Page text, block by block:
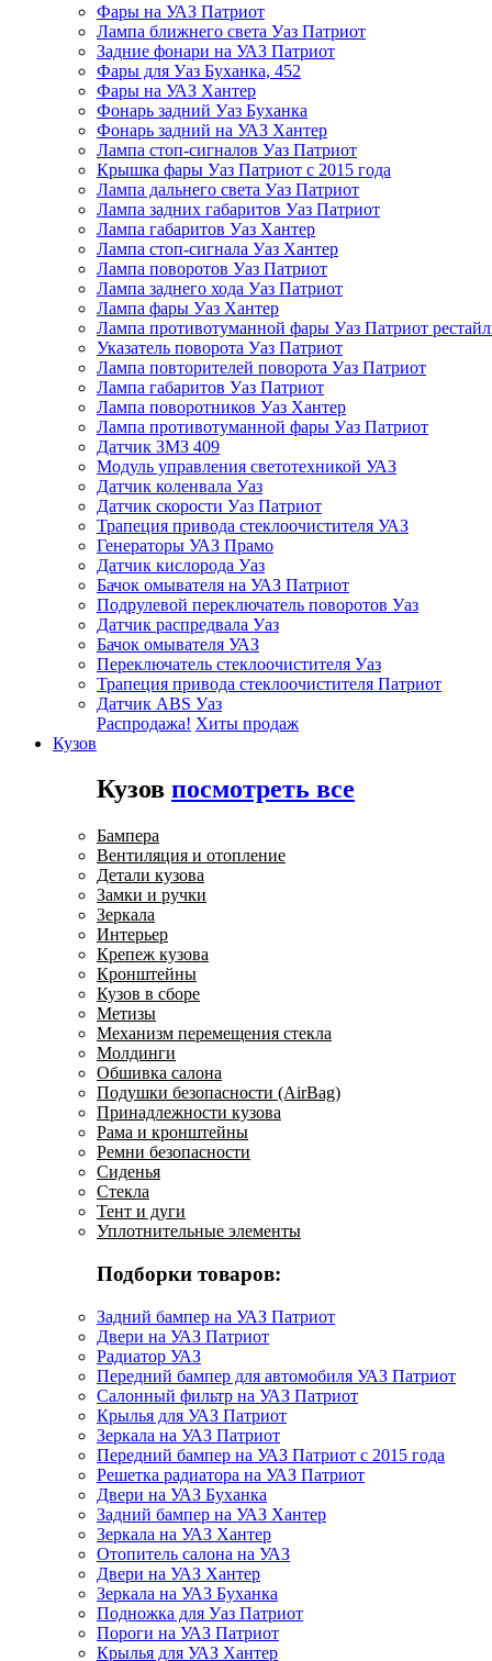
Фары на УАЗ Патриот
Лампа ближнего света Уаз Патриот
Задние фонари на УАЗ Патриот
Фары для Уаз Буханка, 452
Фары на УАЗ Хантер
Фонарь задний Уаз Буханка
Фонарь задний на УАЗ Хантер
Лампа стоп-сигналов Уаз Патриот
Крышка фары Уаз Патриот с 2015 года
Лампа дальнего света Уаз Патриот
Лампа задних габаритов Уаз Патриот
Лампа габаритов Уаз Хантер
Лампа стоп-сигнала Уаз Хантер
Лампа поворотов Уаз Патриот
Лампа заднего хода Уаз Патриот
Лампа фары Уаз Хантер
Лампа противотуманной фары Уаз Патриот
Указатель поворота Уаз Патриот
Лампа повторителей поворота Уаз Патриот
Лампа габаритов Уаз Патриот
Лампа поворотников Уаз Хантер
Лампа противотуманной фары Уаз Патриот
Датчик ЗМЗ 409
Модуль управления светотехникой УАЗ
Датчик коленвала Уаз
Датчик скорости Уаз Патриот
Трапеция привода стеклоочистителя УАЗ
Генераторы УАЗ Прамо
Датчик кислорода Уаз
Бачок омывателя на УАЗ Патриот
Подрулевой переключатель поворотов Уаз
Датчик распредвала Уаз
Бачок омывателя УАЗ
Переключатель стеклоочистителя Уаз
Трапеция привода стеклоочистителя Патриот
Датчик ABS Уаз
Распродажа! Хиты продаж
Кузов
Кузов посмотреть все
Бампера
Вентиляция и отопление
Детали кузова
Замки и ручки
Зеркала
Интерьер
Крепеж кузова
Кронштейны
Кузов в сборе
Метизы
Механизм перемещения стекла
Молдинги
Обшивка салона
Подушки безопасности (AirBag)
Принадлежности кузова
Рама и кронштейны
Ремни безопасности
Сиденья
Стекла
Тент и дуги
Уплотнительные элементы
Подборки товаров:
Задний бампер на УАЗ Патриот
Двери на УАЗ Патриот
Радиатор УАЗ
Передний бампер для автомобиля УАЗ Патриот
Салонный фильтр на УАЗ Патриот
Крылья для УАЗ Патриот
Зеркала на УАЗ Патриот
Передний бампер на УАЗ Патриот с 2015 года
Решетка радиатора на УАЗ Патриот
Двери на УАЗ Буханка
Задний бампер на УАЗ Хантер
Зеркала на УАЗ Хантер
Отопитель салона на УАЗ
Двери на УАЗ Хантер
Зеркала на УАЗ Буханка
Подножка для Уаз Патриот
Пороги на УАЗ Патриот
Крылья для УАЗ Хантер